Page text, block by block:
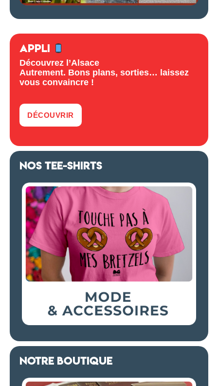
APPLI
Découvrez l’Alsace
Autrement. Bons plans, sorties… laissez
vous convaincre !
DÉCOUVRIR
NOS TEE-SHIRTS
NOTRE BOUTIQUE